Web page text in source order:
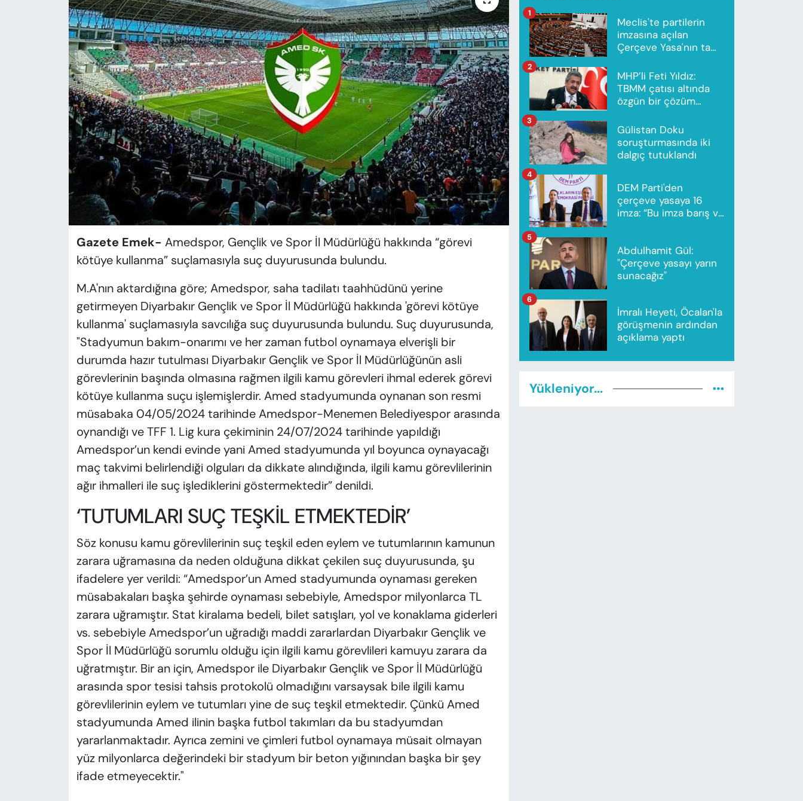
Gazete Emek- Amedspor, Gençlik ve Spor İl Müdürlüğü hakkında “görevi
kötüye kullanma” suçlamasıyla suç duyurusunda bulundu.
M.A'nın aktardığına göre; Amedspor, saha tadilatı taahhüdünü yerine
getirmeyen Diyarbakır Gençlik ve Spor İl Müdürlüğü hakkında 'görevi kötüye
kullanma' suçlamasıyla savcılığa suç duyurusunda bulundu. Suç duyurusunda,
"Stadyumun bakım-onarımı ve her zaman futbol oynamaya elverişli bir
durumda hazır tutulması Diyarbakır Gençlik ve Spor İl Müdürlüğünün asli
görevlerinin başında olmasına rağmen ilgili kamu görevleri ihmal ederek görevi
kötüye kullanma suçu işlemişlerdir. Amed stadyumunda oynanan son resmi
müsabaka 04/05/2024 tarihinde Amedspor-Menemen Belediyespor arasında
oynandığı ve TFF 1. Lig kura çekiminin 24/07/2024 tarihinde yapıldığı
Amedspor’un kendi evinde yani Amed stadyumunda yıl boyunca oynayacağı
maç takvimi belirlendiği olguları da dikkate alındığında, ilgili kamu görevlilerinin
ağır ihmalleri ile suç işlediklerini göstermektedir” denildi.
‘TUTUMLARI SUÇ TEŞKİL ETMEKTEDİR’
Söz konusu kamu görevlilerinin suç teşkil eden eylem ve tutumlarının kamunun
zarara uğramasına da neden olduğuna dikkat çekilen suç duyurusunda, şu
ifadelere yer verildi: “Amedspor’un Amed stadyumunda oynaması gereken
müsabakaları başka şehirde oynaması sebebiyle, Amedspor milyonlarca TL
zarara uğramıştır. Stat kiralama bedeli, bilet satışları, yol ve konaklama giderleri
vs. sebebiyle Amedspor’un uğradığı maddi zararlardan Diyarbakır Gençlik ve
Spor İl Müdürlüğü sorumlu olduğu için ilgili kamu görevlileri kamuyu zarara da
uğratmıştır. Bir an için, Amedspor ile Diyarbakır Gençlik ve Spor İl Müdürlüğü
arasında spor tesisi tahsis protokolü olmadığını varsaysak bile ilgili kamu
görevlilerinin eylem ve tutumları yine de suç teşkil etmektedir. Çünkü Amed
stadyumunda Amed ilinin başka futbol takımları da bu stadyumdan
yararlanmaktadır. Ayrıca zemini ve çimleri futbol oynamaya müsait olmayan
yüz milyonlarca değerindeki bir stadyum bir beton yığınından başka bir şey
ifade etmeyecektir."
Meclis'te partilerin
imzasına açılan
Çerçeve Yasa'nın tam
1
MHP’li Feti Yıldız:
TBMM çatısı altında
özgün bir çözüm
2
Gülistan Doku
soruşturmasında iki
dalgıç tutuklandı
3
DEM Parti'den
çerçeve yasaya 16
imza: “Bu imza barış ve
4
Abdulhamit Gül:
"Çerçeve yasayı yarın
sunacağız"
5
İmralı Heyeti, Öcalan'la
görüşmenin ardından
açıklama yaptı
6
Yükleniyor...
SAĞLIK
KÜLTÜR-SANAT
MAGAZİN
ÖZEL HABER
YAZAR KÖŞESİ
VAN VE DİYARBAKIR HABERLERİ